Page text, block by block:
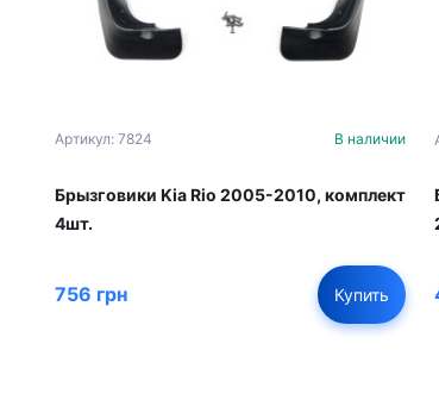
Артикул: 7824 В наличии
Брызговики Kia Rio 2005-2010, комплект
4шт.
756 грн Купить